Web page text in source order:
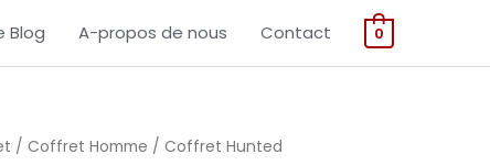
Blog A-propos de nous Contact 0
/ Coffret Homme / Coffret Hunted
Hunted